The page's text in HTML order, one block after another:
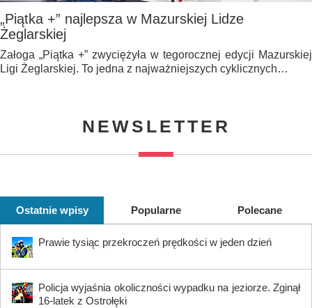
„Piątka +” najlepsza w Mazurskiej Lidze
Żeglarskiej
Załoga „Piątka +” zwyciężyła w tegorocznej edycji Mazurskiej
Ligi Żeglarskiej. To jedna z najważniejszych cyklicznych…
NEWSLETTER
Ostatnie wpisy Popularne Polecane
Prawie tysiąc przekroczeń prędkości w jeden dzień
Policja wyjaśnia okoliczności wypadku na jeziorze. Zginął
16-latek z Ostrołęki